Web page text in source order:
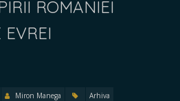
ROMÂNIEI
EVREI
Miron Manega
Arhiva